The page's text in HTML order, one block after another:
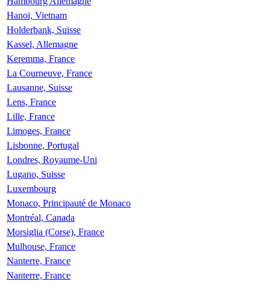
Hanoi, Vietnam
Holderbank, Suisse
Kassel, Allemagne
Keremma, France
La Courneuve, France
Lausanne, Suisse
Lens, France
Lille, France
Limoges, France
Lisbonne, Portugal
Londres, Royaume-Uni
Lugano, Suisse
Luxembourg
Monaco, Principauté de Monaco
Montréal, Canada
Morsiglia (Corse), France
Mulhouse, France
Nanterre, France
Nanterre, France